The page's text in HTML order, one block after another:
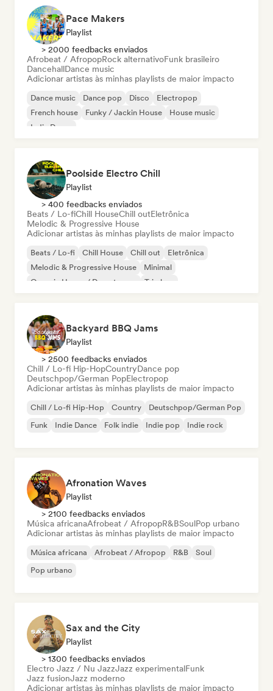
Pace Makers
Playlist
> 2000 feedbacks enviados
Afrobeat / AfropopRock alternativoFunk brasileiro
DancehallDance music
Adicionar artistas às minhas playlists de maior impacto
Dance music Dance pop Disco
Electropop
French house
Funky / Jackin House
House music
Indie Dance
Poolside Electro Chill
Playlist
> 400 feedbacks enviados
Beats / Lo-fiChill HouseChill outEletrônica
Melodic & Progressive House
Adicionar artistas às minhas playlists de maior impacto
Beats / Lo-fi Chill House Chill out
Eletrônica
Melodic & Progressive House
Minimal
Organic House / Downtempo
Trip hop
Backyard BBQ Jams
Playlist
> 2500 feedbacks enviados
Chill / Lo-fi Hip-HopCountryDance pop
Deutschpop/German PopElectropop
Adicionar artistas às minhas playlists de maior impacto
Chill / Lo-fi Hip-Hop Country
Deutschpop/German Pop
Funk
Indie Dance Folk indie Indie pop Indie rock
Afronation Waves
Playlist
> 2100 feedbacks enviados
Música africanaAfrobeat / AfropopR&BSoulPop urbano
Adicionar artistas às minhas playlists de maior impacto
Música africana Afrobeat / Afropop R&B
Soul
Pop urbano
Sax and the City
Playlist
> 1300 feedbacks enviados
Electro Jazz / Nu JazzJazz experimentalFunk
Jazz fusionJazz moderno
Adicionar artistas às minhas playlists de maior impacto